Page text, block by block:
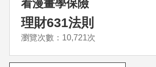
看漫畫學保險
理財631法則
瀏覽次數：10,721次